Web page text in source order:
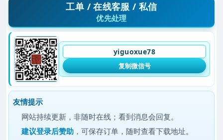
工单 / 在线客服 / 私信
优先处理
yiguoxue78
复制微信号
友情提示
网站持续更新，非随时在线；看到消息会回复。
建议登录后赞助 ，可保存订单，随时查看下载地址。